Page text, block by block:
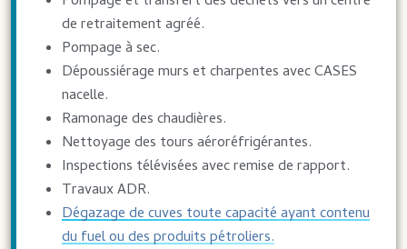
de retraitement agréé.
Pompage à sec.
Dépoussiérage murs et charpentes avec CASES
nacelle.
Ramonage des chaudières.
Nettoyage des tours aéroréfrigérantes.
Inspections télévisées avec remise de rapport.
Travaux ADR.
Dégazage de cuves toute capacité ayant contenu
du fuel ou des produits pétroliers.